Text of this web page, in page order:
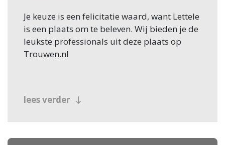
Je keuze is een felicitatie waard, want Lettele
is een plaats om te beleven. Wij bieden je de
leukste professionals uit deze plaats op
Trouwen.nl
lees verder